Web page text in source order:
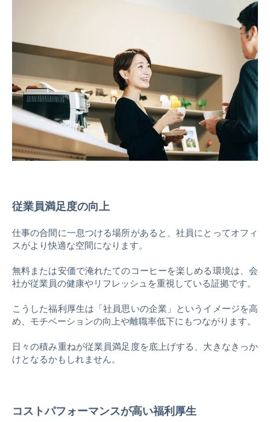
従業員満足度の向上
仕事の合間に一息つける場所があると、社員にとってオフィ
スがより快適な空間になります。
無料または安価で淹れたてのコーヒーを楽しめる環境は、会
社が従業員の健康やリフレッシュを重視している証拠です。
こうした福利厚生は「社員思いの企業」というイメージを高
め、モチベーションの向上や離職率低下にもつながります。
日々の積み重ねが従業員満足度を底上げする、大きなきっか
けとなるかもしれません。
コストパフォーマンスが高い福利厚生